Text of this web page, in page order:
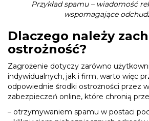
Przykład spamu – wiadomość
wspomagające
Dlaczego należy
ostrożność?
Zagrożenie dotyczy zarówno
indywidualnych, jak i firm, warto więc
odpowiednie środki ostrożności przez
zabezpieczeń online, które chronią
– otrzymywaniem spamu w postaci